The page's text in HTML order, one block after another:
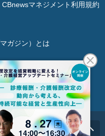
CBnewsマネジメント利用規約
ガジン）とは
は固く禁じます。
Co., Ltd.